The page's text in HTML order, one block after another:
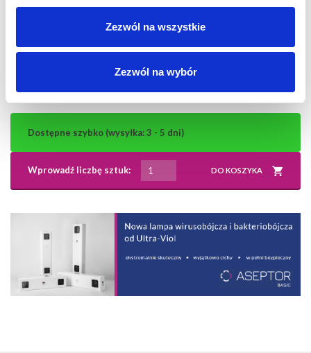
Zezwól na wszystkie
Zezwól na wybór
zabiegowego,
świetny stosunek jakości do ceny,
powszechna dostępność części zamiennych,
lampa nie wymaga przeglądów.
Dostępne szybko (wysyłka: 3 - 5 dni)
Wprowadź liczbę sztuk: DO KOSZYKA